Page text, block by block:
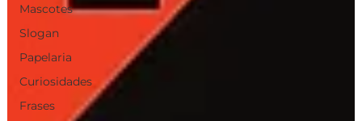
Mascotes
Slogan
Papelaria
Curiosidades
Frases